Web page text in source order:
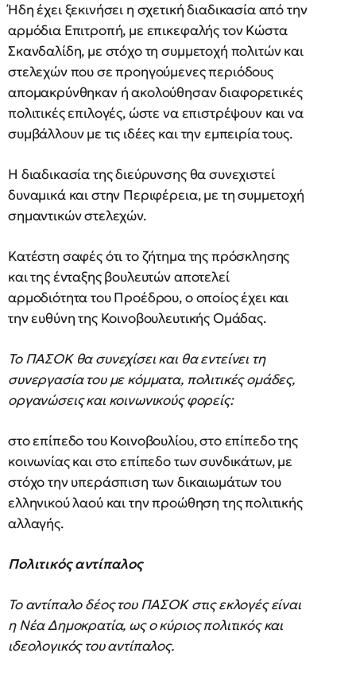
Ήδη έχει ξεκινήσει η σχετική διαδικασία από την
αρμόδια Επιτροπή, με επικεφαλής τον Κώστα
Σκανδαλίδη, με στόχο τη συμμετοχή πολιτών και
στελεχών που σε προηγούμενες περιόδους
απομακρύνθηκαν ή ακολούθησαν διαφορετικές
πολιτικές επιλογές, ώστε να επιστρέψουν και να
συμβάλλουν με τις ιδέες και την εμπειρία τους.
Η διαδικασία της διεύρυνσης θα συνεχιστεί
δυναμικά και στην Περιφέρεια, με τη συμμετοχή
σημαντικών στελεχών.
Κατέστη σαφές ότι το ζήτημα της πρόσκλησης
και της ένταξης βουλευτών αποτελεί
αρμοδιότητα του Προέδρου, ο οποίος έχει και
την ευθύνη της Κοινοβουλευτικής Ομάδας.
Το ΠΑΣΟΚ θα συνεχίσει και θα εντείνει τη
συνεργασία του με κόμματα, πολιτικές ομάδες,
οργανώσεις και κοινωνικούς φορείς:
στο επίπεδο του Κοινοβουλίου, στο επίπεδο της
κοινωνίας και στο επίπεδο των συνδικάτων, με
στόχο την υπεράσπιση των δικαιωμάτων του
ελληνικού λαού και την προώθηση της πολιτικής
αλλαγής.
Πολιτικός αντίπαλος
Το αντίπαλο δέος του ΠΑΣΟΚ στις εκλογές είναι
η Νέα Δημοκρατία, ως ο κύριος πολιτικός και
ιδεολογικός του αντίπαλος.